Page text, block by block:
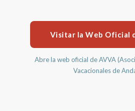
Visitar la Web Oficial
Abre la web oficial de AVVA
Vacacionales de